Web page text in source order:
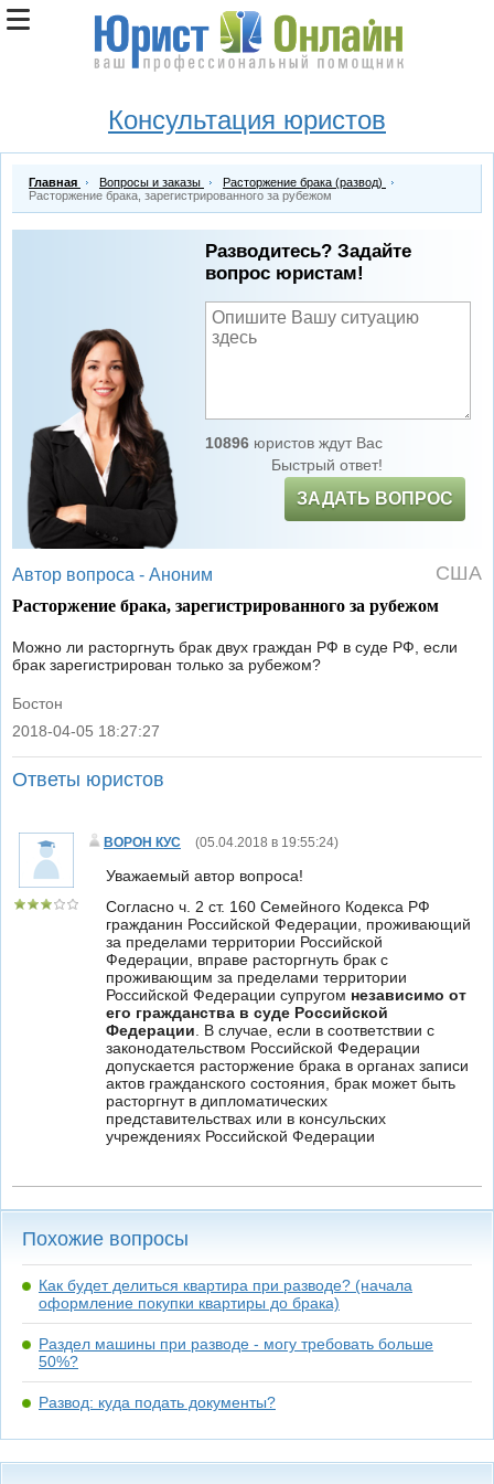
Консультация юристов
Главная Вопросы и заказы
Расторжение брака (развод)
Расторжение брака, зарегистрированного за рубежом
Разводитесь? Задайте
вопрос юристам!
10896юристов ждут Вас
Быстрый ответ!
ЗАДАТЬ ВОПРОС
Автор вопроса - Аноним США
Расторжение брака, зарегистрированного за рубежом
Можно ли расторгнуть брак двух граждан РФ в суде РФ, если
брак зарегистрирован только за рубежом?
Бостон
|
2018-04-05 18:27:27
Ответы юристов
ВОРОН КУС (05.04.2018 в 19:55:24)
Уважаемый автор вопроса!
Согласно ч. 2 ст. 160 Семейного Кодекса РФ
гражданин Российской Федерации, проживающий
за пределами территории Российской
Федерации, вправе расторгнуть брак с
проживающим за пределами территории
Российской Федерации супругом независимо от
его гражданства в суде Российской
Федерации . В случае, если в соответствии с
законодательством Российской Федерации
допускается расторжение брака в органах записи
актов гражданского состояния, брак может быть
расторгнут в дипломатических
представительствах или в консульских
учреждениях Российской Федерации
Похожие вопросы
Как будет делиться квартира при разводе? (начала
оформление покупки квартиры до брака)
Раздел машины при разводе - могу требовать больше
50%?
Развод: куда подать документы?